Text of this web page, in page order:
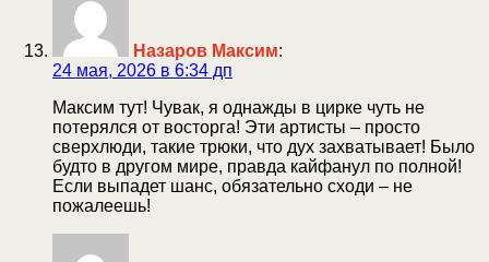
Назаров Максим:
24 мая, 2026 в 6:34 дп
Максим тут! Чувак, я однажды в цирке чуть не
потерялся от восторга! Эти артисты – просто
сверхлюди, такие трюки, что дух захватывает! Было
будто в другом мире, правда кайфанул по полной!
Если выпадет шанс, обязательно сходи – не
пожалеешь!